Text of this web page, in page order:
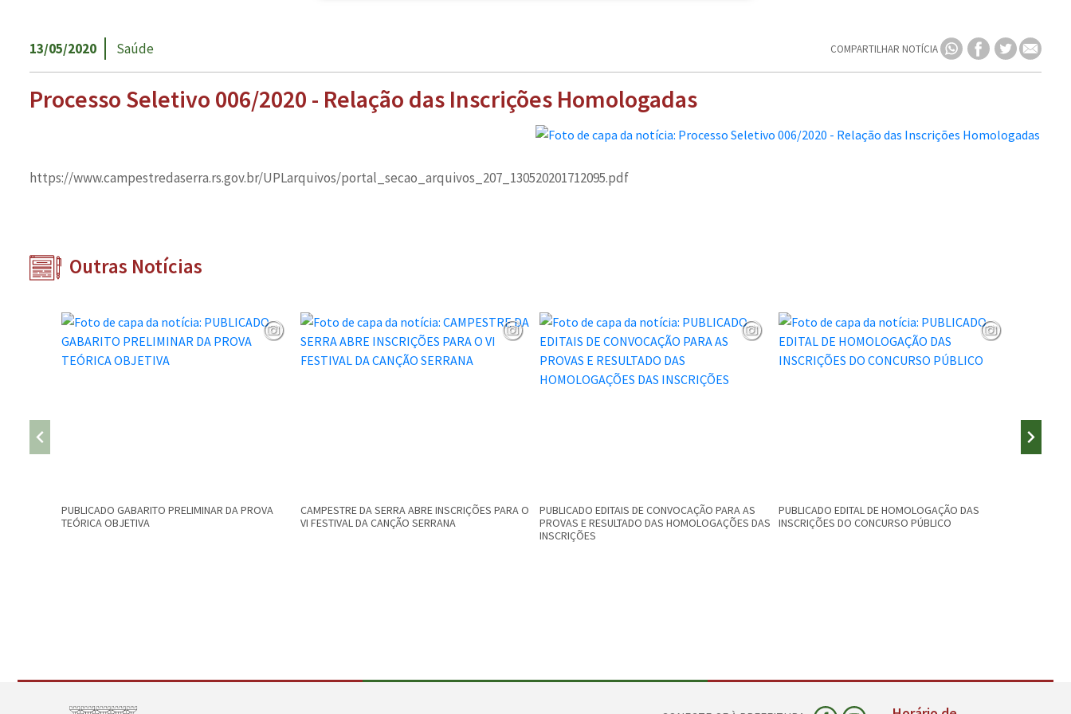
13/05/2020 Saúde COMPARTILHAR NOTÍCIA
Processo Seletivo 006/2020 - Relação das Inscrições Homologadas
https://www.campestredaserra.rs.gov.br/UPLarquivos/portal_secao_arquivos_207_130520201712095.pdf
Outras Notícias
PUBLICADO GABARITO PRELIMINAR DA PROVA
TEÓRICA OBJETIVA
CAMPESTRE DA SERRA ABRE INSCRIÇÕES PARA O
VI FESTIVAL DA CANÇÃO SERRANA
PUBLICADO EDITAIS DE CONVOCAÇÃO PARA AS
PROVAS E RESULTADO DAS HOMOLOGAÇÕES DAS
INSCRIÇÕES
PUBLICADO EDITAL DE HOMOLOGAÇÃO DAS
INSCRIÇÕES DO CONCURSO PÚBLICO